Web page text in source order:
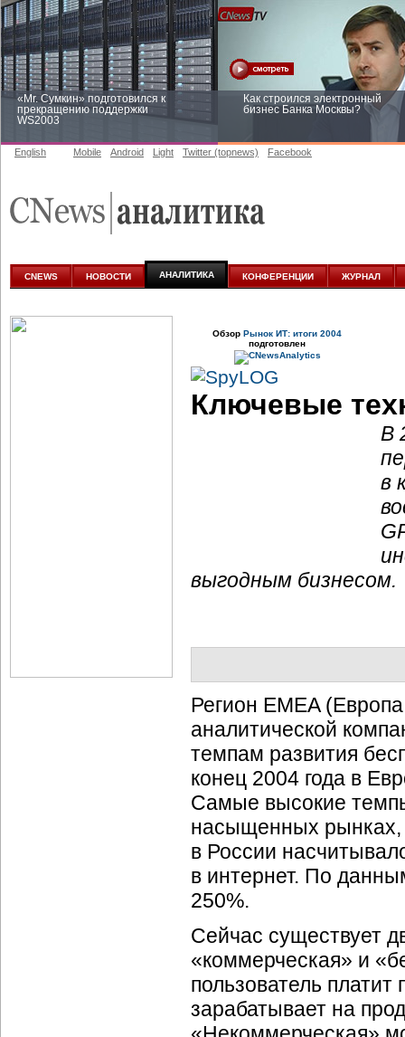
«Mr. Сумкин» подготовился к
прекращению поддержки
WS2003
Как строился электронный
бизнес Банка Москвы?
аналитике
English Mobile Android Light Twitter (topnews) Facebook
CNEWS НОВОСТИ АНАЛИТИКА КОНФЕРЕНЦИИ ЖУРНАЛ
Обзор Рынок ИТ: итоги 2004
подготовлен
Ключевые
В
в
выгодным бизнесом.
Регион EMEA
аналитической
темпам развития
конец 2004 года в
Самые высокие
насыщенных рынках,
в России
в интернет. По
250%.
Сейчас существует
«коммерческая» и
пользователь
зарабатывает на